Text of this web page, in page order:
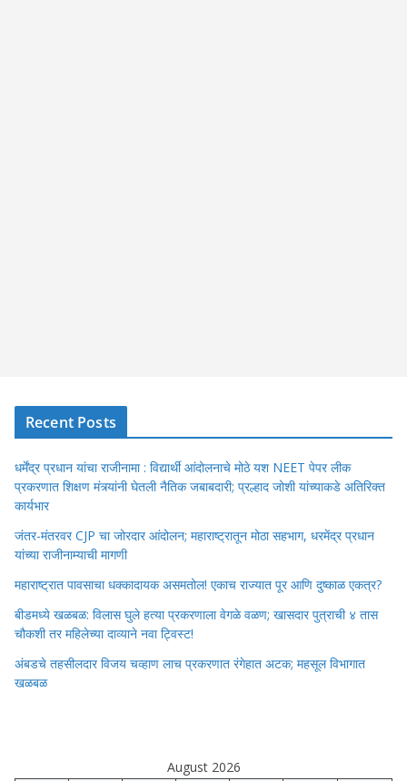
Recent Posts
धर्मेंद्र प्रधान यांचा राजीनामा : विद्यार्थी आंदोलनाचे मोठे यश NEET पेपर लीक
प्रकरणात शिक्षण मंत्र्यांनी घेतली नैतिक जबाबदारी; प्रल्हाद जोशी यांच्याकडे अतिरिक्त
कार्यभार
जंतर-मंतरवर CJP चा जोरदार आंदोलन; महाराष्ट्रातून मोठा सहभाग, धरमेंद्र प्रधान
यांच्या राजीनाम्याची मागणी
महाराष्ट्रात पावसाचा धक्कादायक असमतोल! एकाच राज्यात पूर आणि दुष्काळ एकत्र?
बीडमध्ये खळबळ: विलास घुले हत्या प्रकरणाला वेगळे वळण; खासदार पुत्राची ४ तास
चौकशी तर महिलेच्या दाव्याने नवा ट्विस्ट!
अंबडचे तहसीलदार विजय चव्हाण लाच प्रकरणात रंगेहात अटक; महसूल विभागात
खळबळ
August 2026